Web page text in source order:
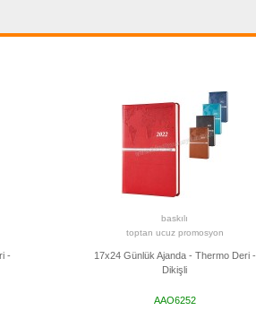
-
baskılı
toptan ucuz promosyon
17x24 Günlük Ajanda - Thermo Deri -
Dikişli
AAO6252